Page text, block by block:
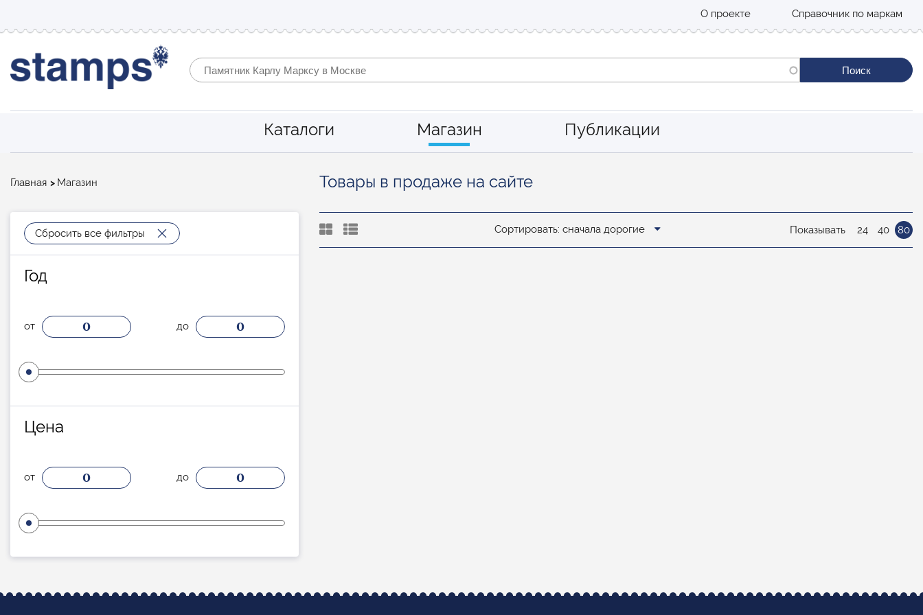
О проекте Справочник по маркам
Каталоги Магазин Публикации
Строка
Главная Магазин Товары в продаже на сайте
Сбросить все фильтры
Год
от 0 до 0
Цена
от 0 до 0
Сортировать: сначала дорогие Показывать 24 40 80